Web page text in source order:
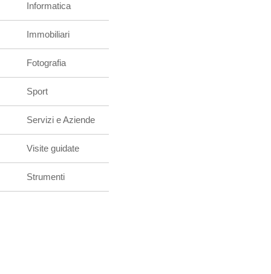
Informatica
Immobiliari
Fotografia
Sport
Servizi e Aziende
Visite guidate
Strumenti